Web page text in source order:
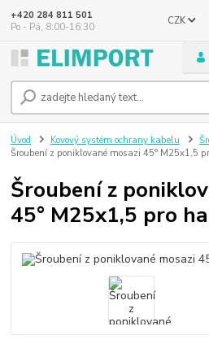
CZK
+420 284 811 501
Po - Pá, 8:00-16:30
Úvod Kovový systém ochrany kabelu
Šroubení z poniklované mosazi 45° M25x1,5
Šroubení z
45° M25x1,5 pro